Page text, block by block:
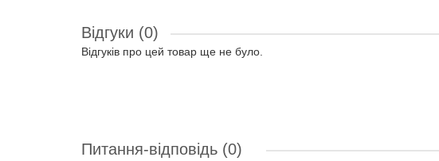
Відгуки (0)
Відгуків про цей товар ще не було.
Питання-відповідь (0)